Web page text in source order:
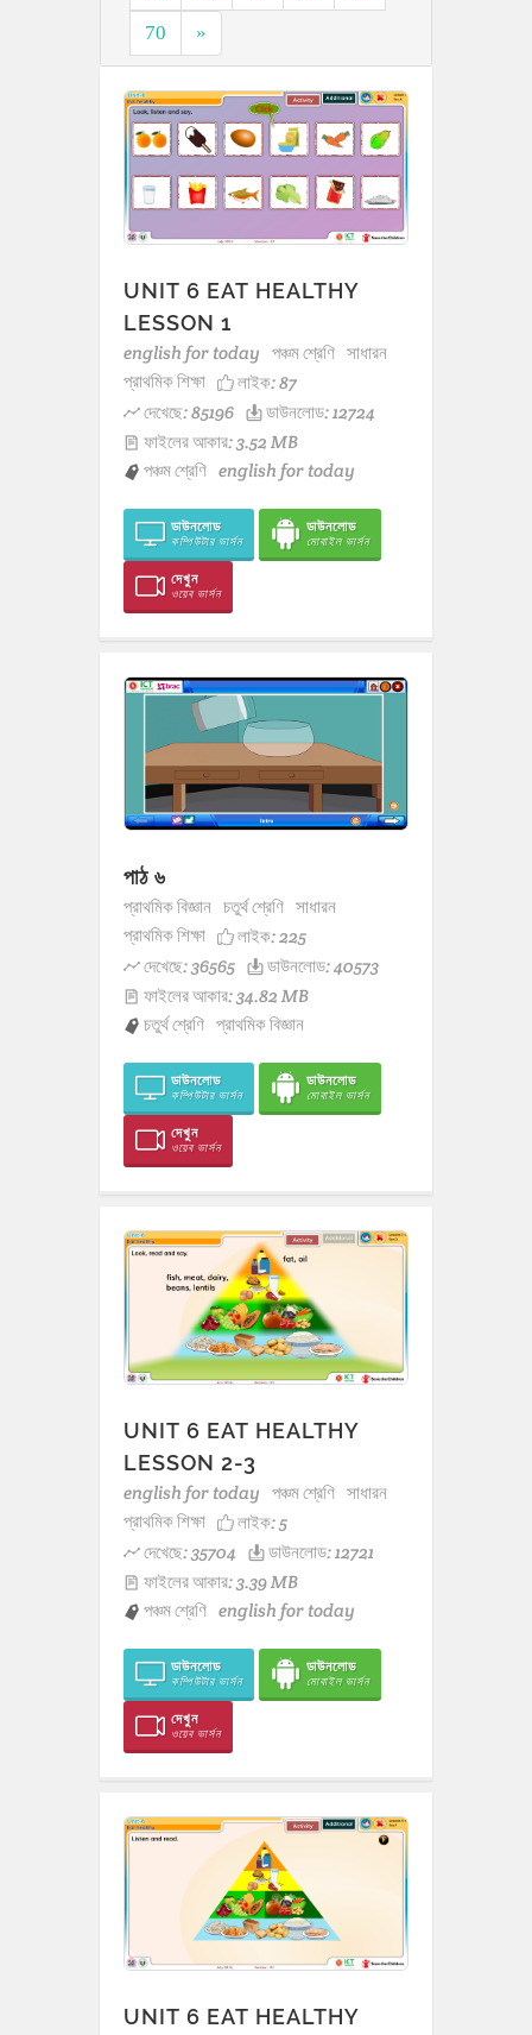
70
»
UNIT 6 EAT HEALTHY
LESSON 1
english for today পঞ্চম শ্রেণি সাধারন
প্রাথমিক শিক্ষা
লাইক:87
দেখেছে: 85196
ডাউনলোড: 12724
ফাইলের আকার: 3.52 MB
পঞ্চম শ্রেণি english for today
ডাউনলোড
কম্পিউটার ভার্সন
ডাউনলোড
মোবাইল ভার্সন
দেখুন
ওয়েব ভার্সন
পাঠ ৬
প্রাথমিক বিজ্ঞান চতুর্থ শ্রেণি সাধারন
প্রাথমিক শিক্ষা
লাইক:225
দেখেছে: 36565
ডাউনলোড: 40573
ফাইলের আকার: 34.82 MB
চতুর্থ শ্রেণি প্রাথমিক বিজ্ঞান
ডাউনলোড
কম্পিউটার ভার্সন
ডাউনলোড
মোবাইল ভার্সন
দেখুন
ওয়েব ভার্সন
UNIT 6 EAT HEALTHY
LESSON 2-3
english for today পঞ্চম শ্রেণি সাধারন
প্রাথমিক শিক্ষা
লাইক:5
দেখেছে: 35704
ডাউনলোড: 12721
ফাইলের আকার: 3.39 MB
পঞ্চম শ্রেণি english for today
ডাউনলোড
কম্পিউটার ভার্সন
ডাউনলোড
মোবাইল ভার্সন
দেখুন
ওয়েব ভার্সন
UNIT 6 EAT HEALTHY